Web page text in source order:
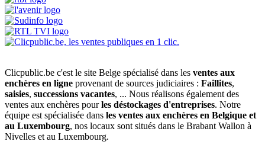
Clicpublic.be c'est le site Belge spécialisé dans les ventes aux
enchères en ligne provenant de sources judiciaires : Faillites,
saisies, successions vacantes, ... Nous réalisons également des
ventes aux enchères pourles déstockages d'entreprises. Notre
équipe est spécialisée dans les ventes aux enchères en Belgique et
au Luxembourg, nos locaux sont situés dans le Brabant Wallon à
Nivelles et au Luxembourg.